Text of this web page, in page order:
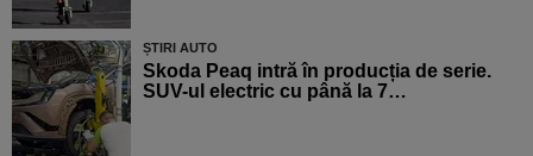
ȘTIRI AUTO
Skoda Peaq intră în producția de serie.
SUV-ul electric cu până la 7…